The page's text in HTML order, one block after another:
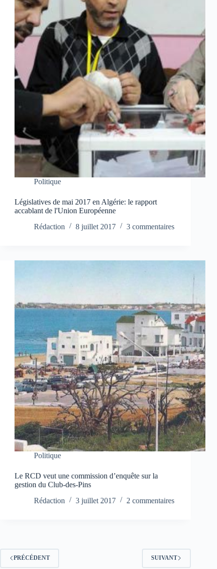
Politique
Législatives de mai 2017 en Algérie: le rapport
accablant de l'Union Européenne
Rédaction
8 juillet 2017 3 commentaires
Politique
Le RCD veut une commission d’enquête sur la
gestion du Club-des-Pins
Rédaction
3 juillet 2017 2 commentaires
PRÉCÉDENT SUIVANT